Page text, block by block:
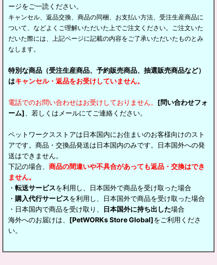
ージをご一読ください。
キャンセル、返品交換、商品の同梱、お支払い方法、受注生産商品に
ついて、などよくご理解いただいた上でご注文ください。ご注文いた
だいた際には、上記ページに記載の内容をご了承いただいたものとみ
なします。
特別な商品（受注生産商品、予約販売商品、抽選販売商品など）
はキャンセル・返品をお受けしていません。
電話でのお問い合わせはお受けしておりません。 [問い合わせフォ
ーム] 、若しくはメールにてご連絡ください。
ペットワークスストアは日本国内にお住まいのお客様向けのスト
アです。商品・交換品発送は日本国内のみです。日本国外への発
送はできません。
下記の場合、 商品の間違いや不具合があっても返品・交換はでき
ません。
・ 転送サービスを利用し、日本国外で商品を受け取った場合
・ 購入代行サービスを利用し、日本国外で商品を受け取った場合
・日本国内で商品を受け取り、
日本国外に持ち出した場合
海外へのお届けは、 [PetWORKs Store Global]をご利用くださ
い。